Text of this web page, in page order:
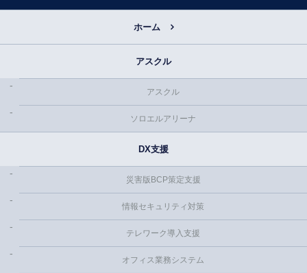
ホーム
アスクル
アスクル
ソロエルアリーナ
DX支援
災害版BCP策定支援
情報セキュリティ対策
テレワーク導入支援
オフィス業務システム